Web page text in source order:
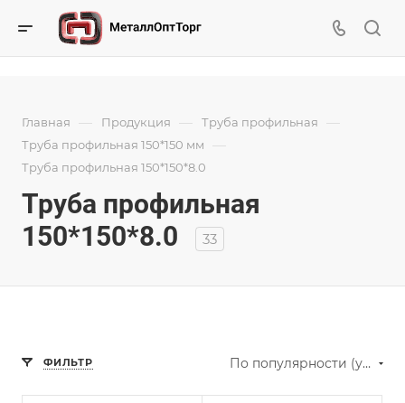
Главная — Продукция — Труба профильная —
Труба профильная 150*150 мм —
Труба профильная 150*150*8.0
Труба профильная
150*150*8.0
33
ФИЛЬТР По популярности (убывание)